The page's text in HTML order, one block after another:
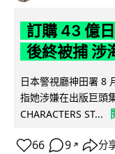
訂購 43 億
後終被捕 涉
日本警視廳神田署 8
指她涉嫌在出版巨頭
CHARACTERS ST...
66 9 ↗ 分